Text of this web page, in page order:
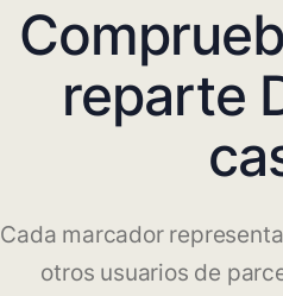
reparte
Cada marcador
otros usuarios de